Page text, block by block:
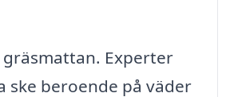
Experter
ske beroende på väder